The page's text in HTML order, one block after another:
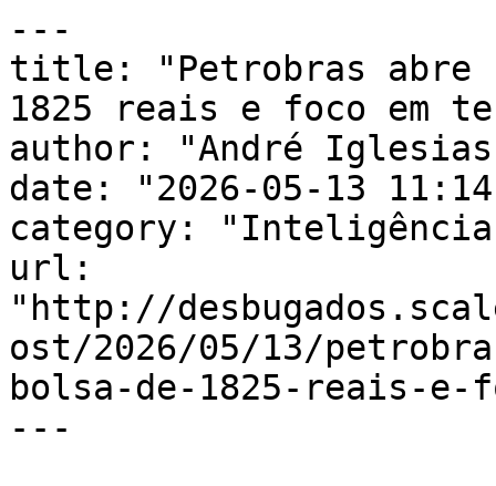
---
title: "Petrobras abre
1825 reais e foco em
author: "André
date: "2026-05-13
category:
url:
"http://
ost/2026/05/13/
bolsa-de-1825-reais-e-
---